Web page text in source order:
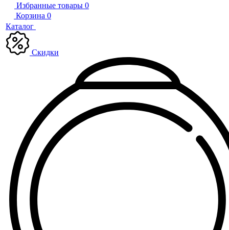
Избранные товары 0
Корзина 0
Каталог
Скидки